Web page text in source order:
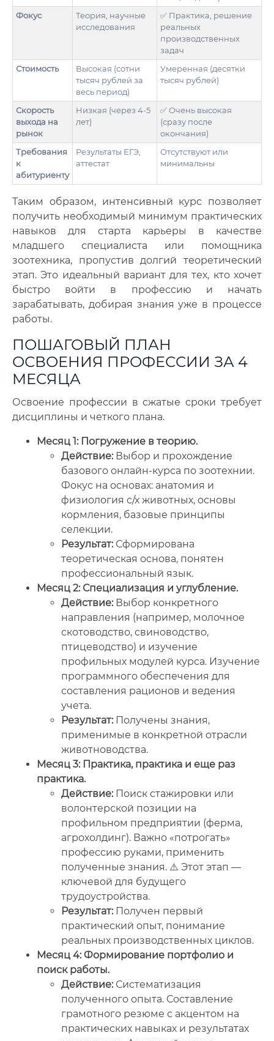
Фокус
Теория, научные
исследования
✅ Практика, решение
реальных
производственных
задач
Стоимость
Высокая (сотни
тысяч рублей за
весь период)
Умеренная (десятки
тысяч рублей)
Скорость
выхода на
рынок
Низкая (через 4-5
лет)
✅ Очень высокая
(сразу после
окончания)
Требования
к
абитуриенту
Результаты ЕГЭ,
аттестат
Отсутствуют или
минимальны
Таким образом, интенсивный курс позволяет
получить необходимый минимум практических
навыков для старта карьеры в качестве
младшего специалиста или помощника
зоотехника, пропустив долгий теоретический
этап. Это идеальный вариант для тех, кто хочет
быстро войти в профессию и начать
зарабатывать, добирая знания уже в процессе
работы.
ПОШАГОВЫЙ ПЛАН
ОСВОЕНИЯ ПРОФЕССИИ ЗА 4
МЕСЯЦА
Освоение профессии в сжатые сроки требует
дисциплины и четкого плана.
Месяц 1: Погружение в теорию.
Действие:Выбор и прохождение
базового онлайн-курса по зоотехнии.
Фокус на основах: анатомия и
физиология с/х животных, основы
кормления, базовые принципы
селекции.
Результат:Сформирована
теоретическая основа, понятен
профессиональный язык.
Месяц 2: Специализация и углубление.
Действие:Выбор конкретного
направления (например, молочное
скотоводство, свиноводство,
птицеводство) и изучение
профильных модулей курса. Изучение
программного обеспечения для
составления рационов и ведения
учета.
Результат:Получены знания,
применимые в конкретной отрасли
животноводства.
Месяц 3: Практика, практика и еще раз
практика.
Действие:Поиск стажировки или
волонтерской позиции на
профильном предприятии (ферма,
агрохолдинг). Важно «потрогать»
профессию руками, применить
полученные знания. ⚠️ Этот этап —
ключевой для будущего
трудоустройства.
Результат:Получен первый
практический опыт, понимание
реальных производственных циклов.
Месяц 4: Формирование портфолио и
поиск работы.
Действие:Систематизация
полученного опыта. Составление
грамотного резюме с акцентом на
практических навыках и результатах